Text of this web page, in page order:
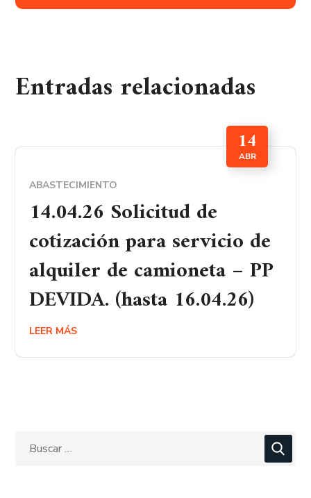
Entradas relacionadas
14
ABR
ABASTECIMIENTO
14.04.26 Solicitud de
cotización para servicio de
alquiler de camioneta – PP
DEVIDA. (hasta 16.04.26)
LEER MÁS